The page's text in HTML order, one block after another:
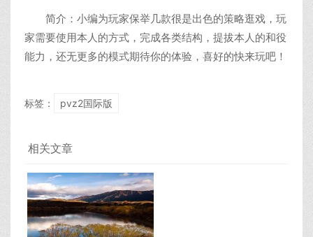
简介：小编为玩家保举几款很是出色的策略逛戏，玩
家需要使用本人的方式，完成各类结构，提拔本人的和役
能力，还无更多的模式期待你的体验，喜好的快来玩吧！
标签： pvz2国际版
相关文章